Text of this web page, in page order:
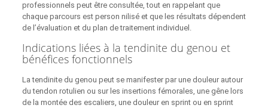
professionnels peut être consultée, tout en rappelant que
chaque parcours est person nilisé et que les résultats dépendent
de l’évaluation et du plan de traitement individuel.
Indications liées à la tendinite du genou et
bénéfices fonctionnels
La tendinite du genou peut se manifester par une douleur autour
du tendon rotulien ou sur les insertions fémorales, une gêne lors
de la montée des escaliers, une douleur en sprint ou en sprint